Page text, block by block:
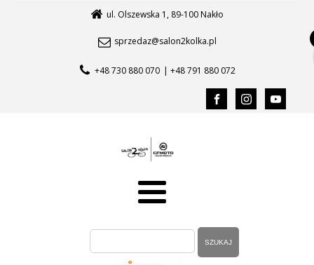
ul. Olszewska 1, 89-100 Nakło
sprzedaz@salon2kolka.pl
+48 730 880 070 | +48 791 880 072